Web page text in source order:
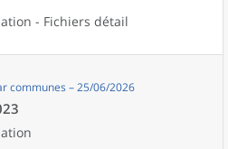
- Fichiers détail
communes – 25/06/2026